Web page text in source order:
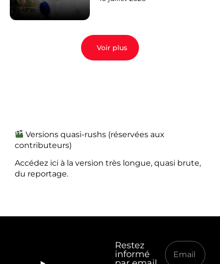
Voir plus
Versions quasi-rushs (réservées aux
contributeurs)
Accédez ici à la version très longue, quasi brute,
du reportage.
Restez
informé